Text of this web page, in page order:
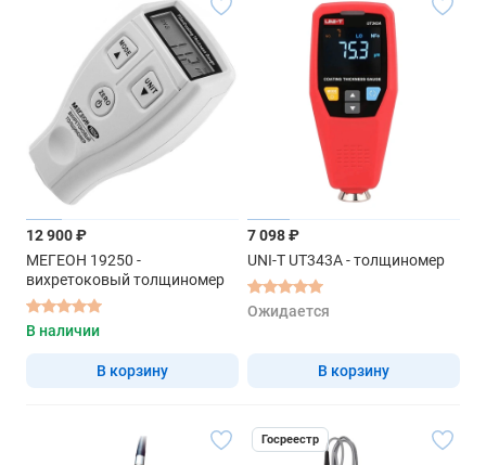
12 900 ₽
МЕГЕОН 19250 -
вихретоковый толщиномер
В наличии
В корзину
7 098 ₽
UNI-T UT343A - толщиномер
Ожидается
В корзину
Госреестр